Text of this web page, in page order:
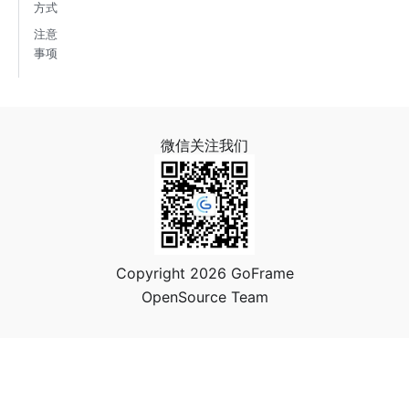
方式
注意
事项
微信关注我们
Copyright 2026 GoFrame
OpenSource Team